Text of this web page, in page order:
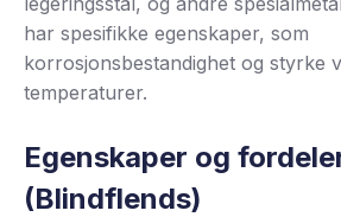
har spesifikke egenskaper, som
korrosjonsbestandighet og styrke
temperaturer.
Egenskaper og
(Blindflends)